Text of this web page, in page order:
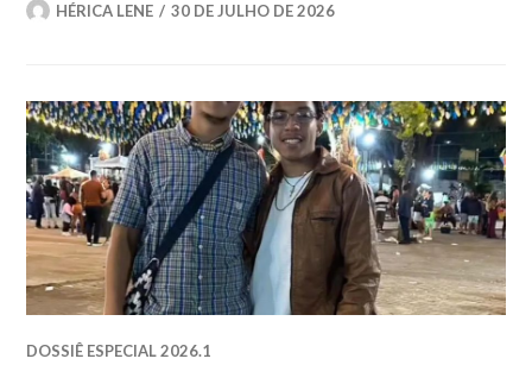
HÉRICA LENE 30 DE JULHO DE 2026
DOSSIÊ ESPECIAL 2026.1